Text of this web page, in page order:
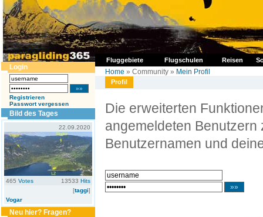
Fluggebiete Flugschulen Reisen
Login
Registrieren
Passwort vergessen
Bild des Tages
22.09.2020
465 Votes 13533 Hits
[taggi]
Vogar
Neu hier? Fragen?
Home » Community » Mein Profil
Profil
Die erweiterten
angemeldeten Benutzern
Benutzernamen und